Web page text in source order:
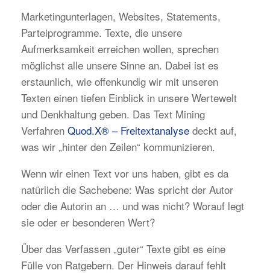
Marketingunterlagen, Websites, Statements,
Parteiprogramme. Texte, die unsere
Aufmerksamkeit erreichen wollen, sprechen
möglichst alle unsere Sinne an. Dabei ist es
erstaunlich, wie offenkundig wir mit unseren
Texten einen tiefen Einblick in unsere Wertewelt
und Denkhaltung geben. Das Text Mining
Verfahren Quod.X® – Freitextanalyse deckt auf,
was wir „hinter den Zeilen“ kommunizieren.
Wenn wir einen Text vor uns haben, gibt es da
natürlich die Sachebene: Was spricht der Autor
oder die Autorin an … und was nicht? Worauf legt
sie oder er besonderen Wert?
Über das Verfassen „guter“ Texte gibt es eine
Fülle von Ratgebern. Der Hinweis darauf fehlt